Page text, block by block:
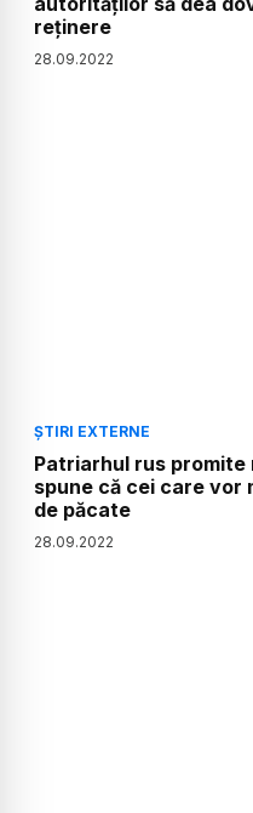
reținere
28.09.2022
ȘTIRI EXTERNE
Patriarhul rus
spune că cei care
de păcate
28.09.2022